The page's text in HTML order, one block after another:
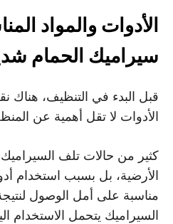
الأدوات والمواد
سيراميك الحمام
قبل البدء في التنظيف، هناك
الأدوات لا تقل أهمية عن
كثير من حالات تلف
الأرضية، بل بسبب استخدام
مناسبة على أمل الوصول
السيراميك يتحمل الاستخدام